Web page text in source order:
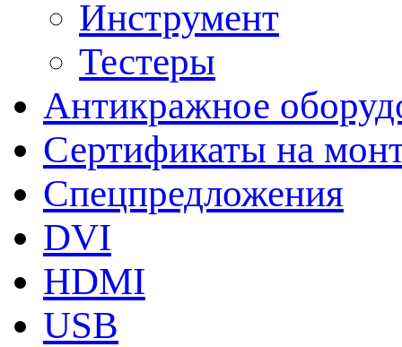
Инструмент
Тестеры
Антикражное
Сертификаты на
Спецпредложения
DVI
HDMI
USB